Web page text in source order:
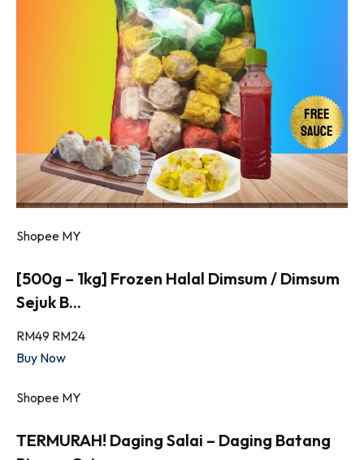
Shopee MY
[500g – 1kg] Frozen Halal Dimsum / Dimsum
Sejuk B...
RM49 RM24
Buy Now
Shopee MY
TERMURAH! Daging Salai – Daging Batang